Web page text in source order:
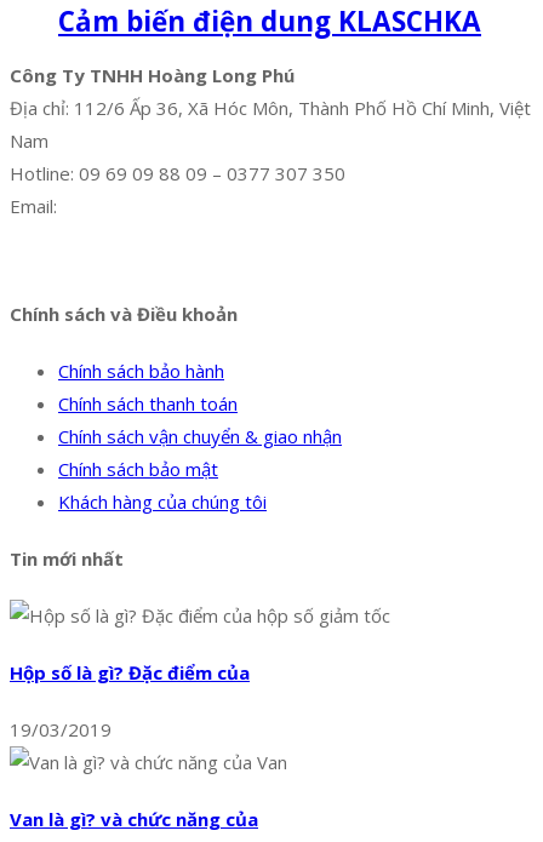
Cảm biến điện dung KLASCHKA
Công Ty TNHH Hoàng Long Phú
Địa chỉ: 112/6 Ấp 36, Xã Hóc Môn, Thành Phố Hồ Chí Minh, Việt
Nam
Hotline: 09 69 09 88 09 – 0377 307 350
Email:
Chính sách và Điều khoản
Chính sách bảo hành
Chính sách thanh toán
Chính sách vận chuyển & giao nhận
Chính sách bảo mật
Khách hàng của chúng tôi
Tin mới nhất
Hộp số là gì? Đặc điểm của
19/03/2019
Van là gì? và chức năng của